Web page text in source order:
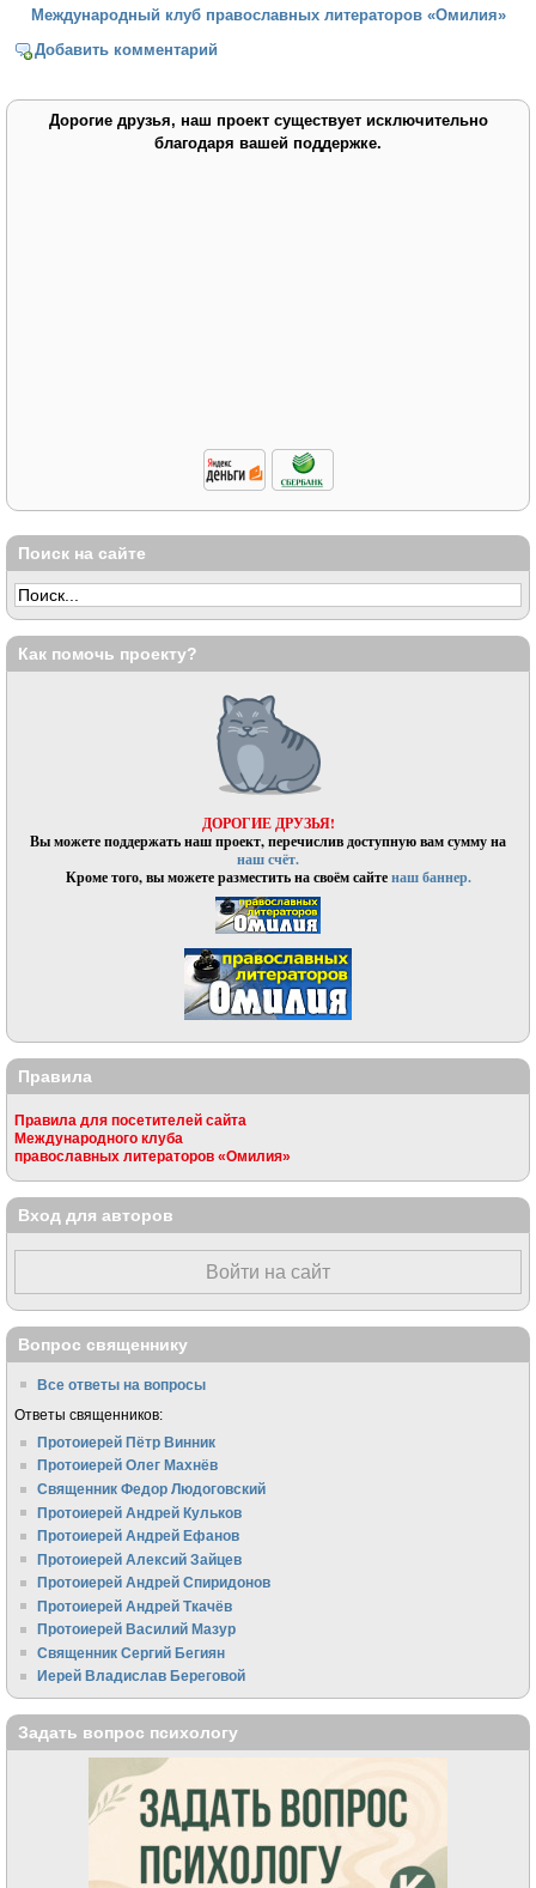
Международный клуб православных литераторов «Омилия»
Добавить комментарий
Дорогие друзья, наш проект существует исключительно
благодаря вашей поддержке.
Поиск на сайте
Как помочь проекту?
ДОРОГИЕ ДРУЗЬЯ!
Вы можете поддержать наш проект, перечислив доступную вам сумму на
наш счёт.
Кроме того, вы можете разместить на своём сайтенаш баннер.
Правила
Правила для посетителей сайта
Международного клуба
православных литераторов «Омилия»
Вход для авторов
Войти на сайт
Вопрос священнику
Все ответы на вопросы
Ответы священников:
Протоиерей Пётр Винник
Протоиерей Олег Махнёв
Священник Федор Людоговский
Протоиерей Андрей Кульков
Протоиерей Андрей Ефанов
Протоиерей Алексий Зайцев
Протоиерей Андрей Спиридонов
Протоиерей Андрей Ткачёв
Протоиерей Василий Мазур
Священник Сергий Бегиян
Иерей Владислав Береговой
Задать вопрос психологу